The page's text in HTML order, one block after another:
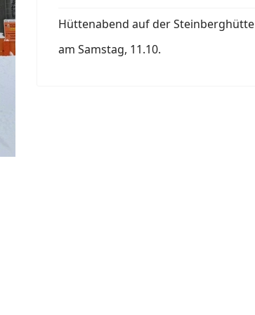
Hüttenabend auf der Steinberghütte
am Samstag, 11.10.